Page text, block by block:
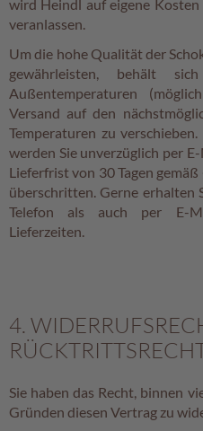
e
-
e
n
u
s
s
S
ü
ß
e
s
a
c
k
r
l
wird Heindl auf eigene
veranlassen.
Um die hohe Qualität der
gewährleisten, behält
Außentemperaturen
Versand auf den
Temperaturen zu
werden Sie unverzüglich per
Lieferfrist von 30 Tagen gemäß
überschritten. Gerne erhalten
Telefon als auch per E-
Lieferzeiten.
4.
Sie haben das Recht, binnen
Gründen diesen Vertrag zu